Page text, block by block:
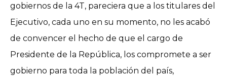
gobiernos de la 4T, pareciera que a los titulares del
Ejecutivo, cada uno en su momento, no les acabó
de convencer el hecho de que el cargo de
Presidente de la República, los compromete a ser
gobierno para toda la población del país,